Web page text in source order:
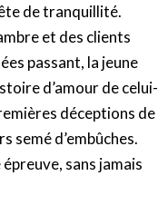
de tranquillité.
et des clients
passant, la jeune
d’amour de celui-
déceptions de
semé d’embûches.
sans jamais